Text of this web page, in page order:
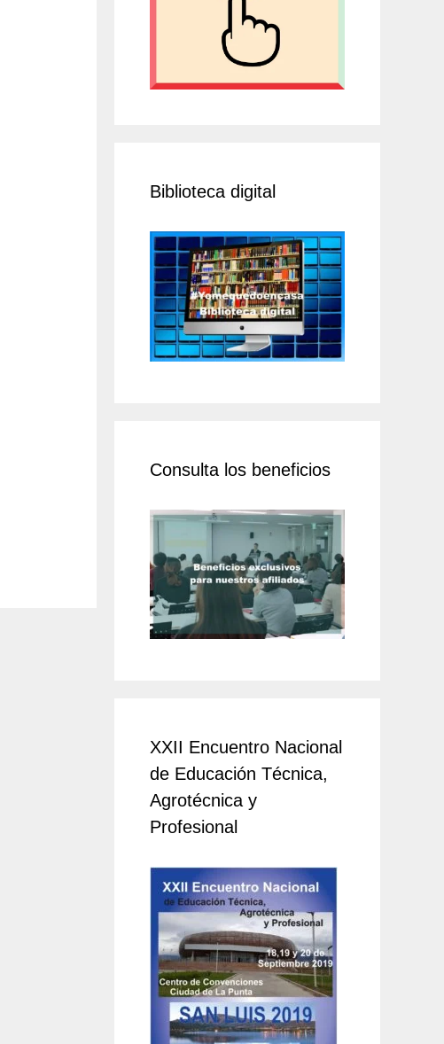
Biblioteca digital
Consulta los beneficios
XXII Encuentro Nacional
de Educación Técnica,
Agrotécnica y
Profesional